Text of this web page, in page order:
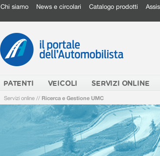
Chi siamo News e circolari Catalogo prodotti
PATENTI VEICOLI SERVIZI ONLINE
Servizi online // Ricerca e Gestione UMC